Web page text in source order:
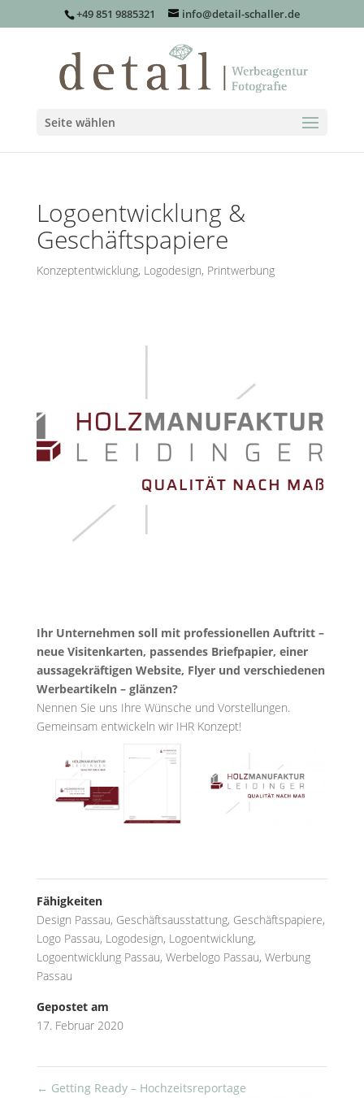
+49 851 9885321 info@detail-schaller.de
Seite wählen
Logoentwicklung &
Geschäftspapiere
Konzeptentwicklung, Logodesign, Printwerbung
Ihr Unternehmen soll mit professionellen Auftritt –
neue Visitenkarten, passendes Briefpapier, einer
aussagekräftigen Website, Flyer und verschiedenen
Werbeartikeln – glänzen?
Nennen Sie uns Ihre Wünsche und Vorstellungen.
Gemeinsam entwickeln wir IHR Konzept!
Fähigkeiten
Design Passau, Geschäftsausstattung, Geschäftspapiere,
Logo Passau, Logodesign, Logoentwicklung,
Logoentwicklung Passau, Werbelogo Passau, Werbung
Passau
Gepostet am
17. Februar 2020
← Getting Ready – Hochzeitsreportage